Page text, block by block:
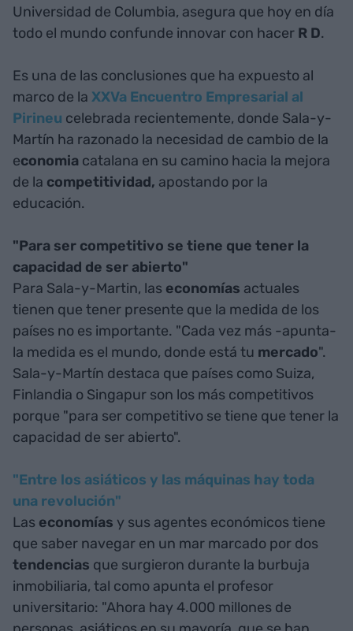
Universidad de Columbia, asegura que hoy en día
todo el mundo confunde innovar con hacer R D.
Es una de las conclusiones que ha expuesto al
marco de la XXVa Encuentro Empresarial al
Pirineu celebrada recientemente, donde Sala-y-
Martín ha razonado la necesidad de cambio de la
economia catalana en su camino hacia la mejora
de la competitividad, apostando por la
educación.
"Para ser competitivo se tiene que tener la
capacidad de ser abierto"
Para Sala-y-Martin, las economías actuales
tienen que tener presente que la medida de los
países no es importante. "Cada vez más -apunta-
la medida es el mundo, donde está tu mercado".
Sala-y-Martín destaca que países como Suiza,
Finlandia o Singapur son los más competitivos
porque "para ser competitivo se tiene que tener la
capacidad de ser abierto".
"Entre los asiáticos y las máquinas hay toda
una revolución"
Las economías y sus agentes económicos tiene
que saber navegar en un mar marcado por dos
tendencias que surgieron durante la burbuja
inmobiliaria, tal como apunta el profesor
universitario: "Ahora hay 4.000 millones de